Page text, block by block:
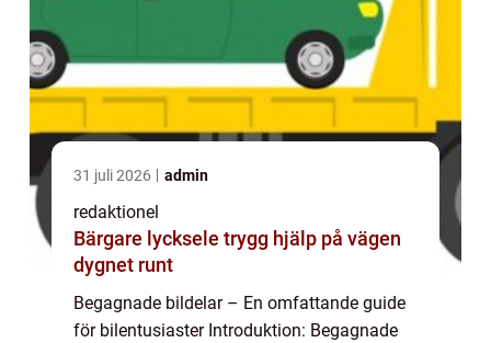
31 juli 2026 admin
redaktionel
Bärgare lycksele trygg hjälp på vägen
dygnet runt
Begagnade bildelar – En omfattande guide
för bilentusiaster Introduktion: Begagnade